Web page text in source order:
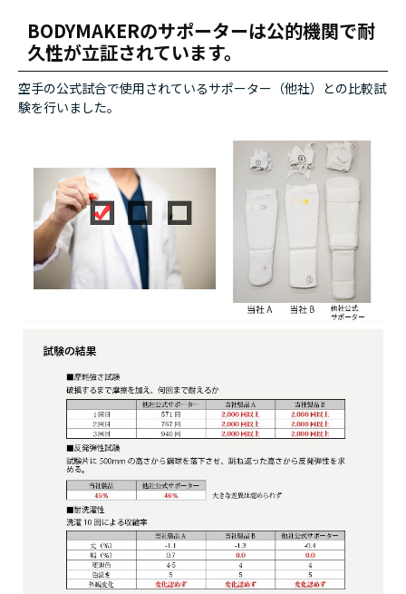
BODYMAKERのサポーターは公的機関で耐
久性が立証されています。
空手の公式試合で使用されているサポーター（他社）との比較試
験を行いました。